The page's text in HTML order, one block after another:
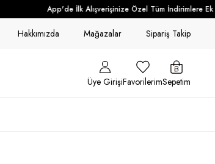
App'de İlk Alışverişinize Özel Tüm İndirimlere Ek
Hakkımızda Mağazalar Sipariş Takip
Üye GirişiFavorilerimSepetim